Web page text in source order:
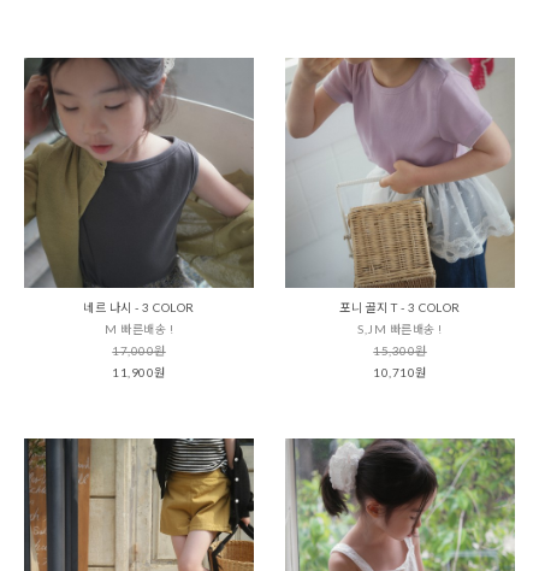
네르 나시 - 3 COLOR
M 빠른배송 !
17,000원
11,900원
포니 골지 T - 3 COLOR
S,JM 빠른배송 !
15,300원
10,710원